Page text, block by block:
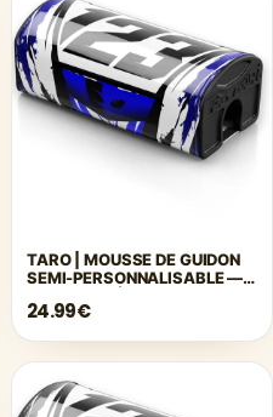
TARO | MOUSSE DE GUIDON
SEMI-PERSONNALISABLE —
24.99€